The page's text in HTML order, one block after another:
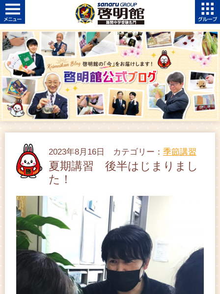
2023年8月16日 カテゴリー： 季節講習
夏期講習 後半はじまりまし
た！